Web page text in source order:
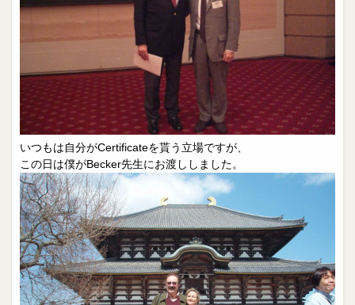
いつもは自分がCertificateを貰う立場ですが、
この日は僕がBecker先生にお渡ししました。